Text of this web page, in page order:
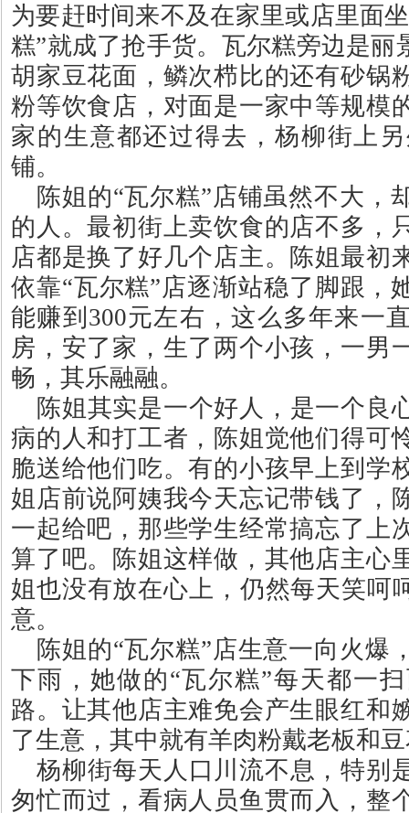
为要赶时间来不及在家里或店里面
糕”就成了抢手货。瓦尔糕旁边是丽
胡家豆花面，鳞次栉比的还有砂锅
粉等饮食店，对面是一家中等规模
家的生意都还过得去，杨柳街上
铺。
陈姐的“瓦尔糕”店铺虽然不大，
的人。最初街上卖饮食的店不多，
店都是换了好几个店主。陈姐最初
依靠“瓦尔糕”店逐渐站稳了脚跟，
能赚到 300元左右，这么多年来一
房，安了家，生了两个小孩，一男
畅，其乐融融。
陈姐其实是一个好人，是一个良
病的人和打工者，陈姐觉他们得可
脆送给他们吃。有的小孩早上到学
姐店前说阿姨我今天忘记带钱了，
一起给吧，那些学生经常搞忘了上
算了吧。陈姐这样做，其他店主心
姐也没有放在心上，仍然每天笑呵
意。
陈姐的“瓦尔糕”店生意一向火爆
下雨，她做的“瓦尔糕”每天都一
路。让其他店主难免会产生眼红和
了生意，其中就有羊肉粉戴老板和
杨柳街每天人口川流不息，特别
匆忙而过，看病人员鱼贯而入，整